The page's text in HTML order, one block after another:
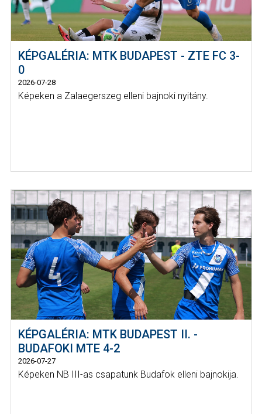
KÉPGALÉRIA: MTK BUDAPEST - ZTE FC 3-
0
2026-07-28
Képeken a Zalaegerszeg elleni bajnoki nyitány.
KÉPGALÉRIA: MTK BUDAPEST II. -
BUDAFOKI MTE 4-2
2026-07-27
Képeken NB III-as csapatunk Budafok elleni bajnokija.